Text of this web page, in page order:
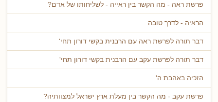
פרשת ראה - מה הקשר בין ראייה - לשליחותו של אדם?
הראיה - לדרך טובה
דבר תורה לפרשת ראה עם הרבנית בקשי דורון תחי'
דבר תורה לפרשת עקב עם הרבנית בקשי דורון תחי'
הזכיה באהבת ה'
פרשת עקב - מה הקשר בין מעלת ארץ ישראל למצוותיה?